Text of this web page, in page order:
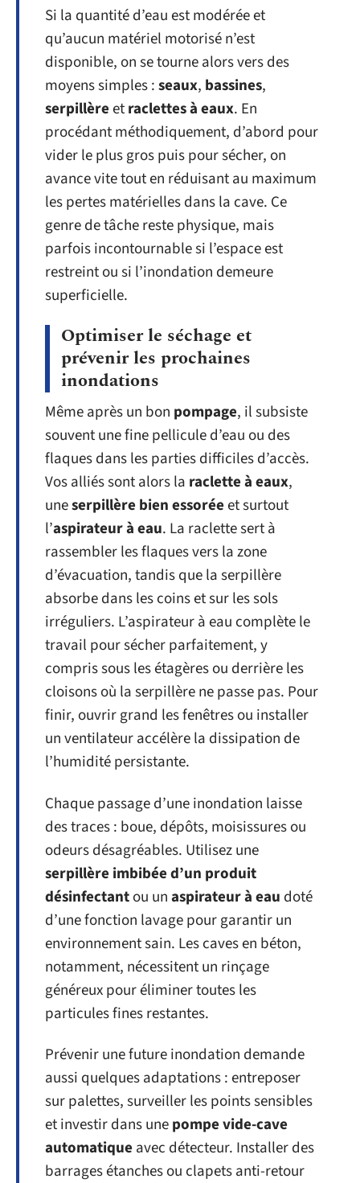
Si la quantité d’eau est modérée et
qu’aucun matériel motorisé n’est
disponible, on se tourne alors vers des
moyens simples :seaux, bassines,
serpillèreetraclettes à eaux. En
procédant méthodiquement, d’abord pour
vider le plus gros puis pour sécher, on
avance vite tout en réduisant au maximum
les pertes matérielles dans la cave. Ce
genre de tâche reste physique, mais
parfois incontournable si l’espace est
restreint ou si l’inondation demeure
superficielle.
Optimiser le séchage et
prévenir les prochaines
inondations
Même après un bon pompage, il subsiste
souvent une fine pellicule d’eau ou des
flaques dans les parties difficiles d’accès.
Vos alliés sont alors la raclette à eaux,
uneserpillère bien essoréeet surtout
l’aspirateur à eau. La raclette sert à
rassembler les flaques vers la zone
d’évacuation, tandis que la serpillère
absorbe dans les coins et sur les sols
irréguliers. L’aspirateur à eau complète le
travail pour sécher parfaitement, y
compris sous les étagères ou derrière les
cloisons où la serpillère ne passe pas. Pour
finir, ouvrir grand les fenêtres ou installer
un ventilateur accélère la dissipation de
l’humidité persistante.
Chaque passage d’une inondation laisse
des traces : boue, dépôts, moisissures ou
odeurs désagréables. Utilisez une
serpillère imbibée d’un produit
désinfectantou unaspirateur à eau doté
d’une fonction lavage pour garantir un
environnement sain. Les caves en béton,
notamment, nécessitent un rinçage
généreux pour éliminer toutes les
particules fines restantes.
Prévenir une future inondation demande
aussi quelques adaptations : entreposer
sur palettes, surveiller les points sensibles
et investir dans unepompe vide-cave
automatique avec détecteur. Installer des
barrages étanches ou clapets anti-retour